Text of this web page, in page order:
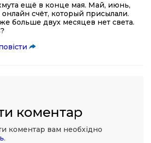
ещё в конце мая. Май, июнь,
счёт, который присылали.
больше двух месяцев нет света.
коментар
коментар вам необхідно
.